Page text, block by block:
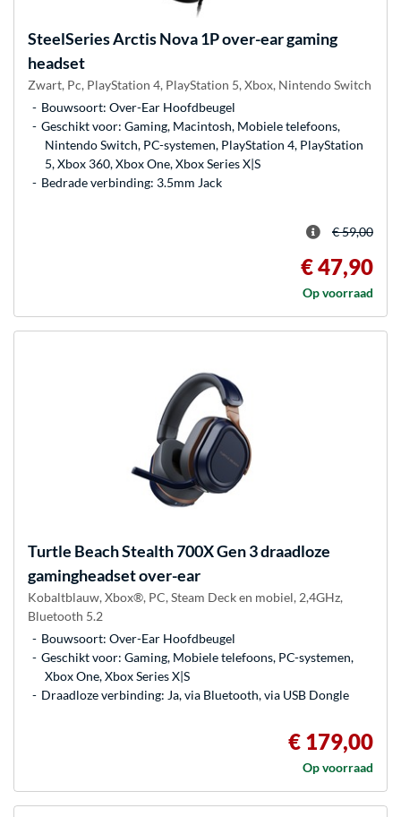
SteelSeriesArctis Nova 1P over-ear gaming
headset
Zwart, Pc, PlayStation 4, PlayStation 5, Xbox, Nintendo Switch
Bouwsoort: Over-Ear Hoofdbeugel
Geschikt voor: Gaming, Macintosh, Mobiele telefoons,
Nintendo Switch, PC-systemen, PlayStation 4, PlayStation
5, Xbox 360, Xbox One, Xbox Series X|S
Bedrade verbinding: 3.5mm Jack
€ 59,00
€ 47,90
Op voorraad
Turtle BeachStealth 700X Gen 3 draadloze
gamingheadset over-ear
Kobaltblauw, Xbox®, PC, Steam Deck en mobiel, 2,4GHz,
Bluetooth 5.2
Bouwsoort: Over-Ear Hoofdbeugel
Geschikt voor: Gaming, Mobiele telefoons, PC-systemen,
Xbox One, Xbox Series X|S
Draadloze verbinding: Ja, via Bluetooth, via USB Dongle
€ 179,00
Op voorraad